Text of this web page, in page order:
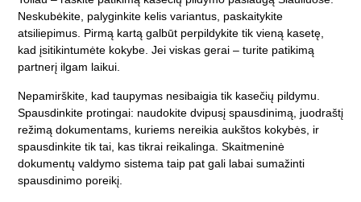
Neskubėkite, palyginkite kelis variantus, paskaitykite
atsiliepimus. Pirmą kartą galbūt perpildykite tik vieną kasetę,
kad įsitikintumėte kokybe. Jei viskas gerai – turite patikimą
partnerį ilgam laikui.
Nepamirškite, kad taupymas nesibaigia tik kasečių pildymu.
Spausdinkite protingai: naudokite dvipusį spausdinimą, juodraštį
režimą dokumentams, kuriems nereikia aukštos kokybės, ir
spausdinkite tik tai, kas tikrai reikalinga. Skaitmeninė
dokumentų valdymo sistema taip pat gali labai sumažinti
spausdinimo poreikį.